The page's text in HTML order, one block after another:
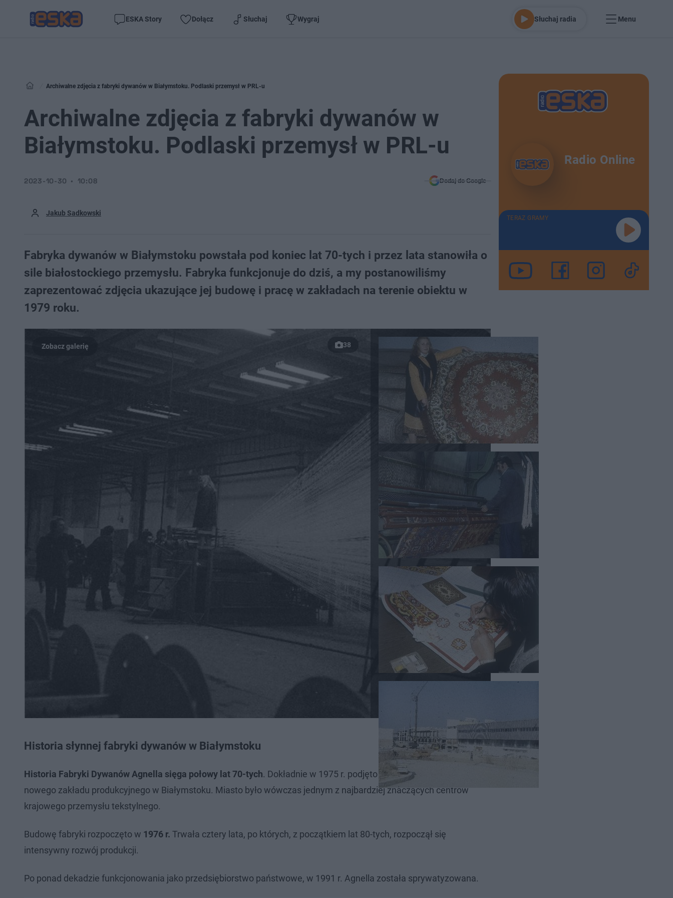
ESKA Story Dołącz Słuchaj Wygraj Słuchaj radia Menu
Archiwalne zdjęcia z fabryki dywanów w Białymstoku. Podlaski przemysł w PRL-u
Archiwalne zdjęcia z fabryki dywanów w
Białymstoku. Podlaski przemysł w PRL-u
Jakub Sadkowski
2023-10-30 10:08 Dodaj do Google
Fabryka dywanów w Białymstoku powstała pod koniec lat 70-tych i przez lata stanowiła o
sile białostockiego przemysłu. Fabryka funkcjonuje do dziś, a my postanowiliśmy
zaprezentować zdjęcia ukazujące jej budowę i pracę w zakładach na terenie obiektu w
1979 roku.
38
Historia słynnej fabryki dywanów w Białymstoku
Historia Fabryki Dywanów Agnella sięga połowy lat 70-tych. Dokładnie w 1975 r. podjęto decyzję o zlokalizowaniu
nowego zakładu produkcyjnego w Białymstoku. Miasto było wówczas jednym z najbardziej znaczących centrów
krajowego przemysłu tekstylnego.
Budowę fabryki rozpoczęto w 1976 r. Trwała cztery lata, po których, z początkiem lat 80-tych, rozpoczął się
intensywny rozwój produkcji.
Po ponad dekadzie funkcjonowania jako przedsiębiorstwo państwowe, w 1991 r. Agnella została sprywatyzowana.
Radio Online
TERAZ GRAMY